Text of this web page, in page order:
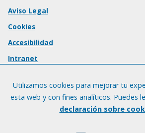
Aviso Legal
Cookies
Accesibilidad
Intranet
Utilizamos cookies para mejorar tu
esta web y con fines analíticos. Puedes
declaración sobre